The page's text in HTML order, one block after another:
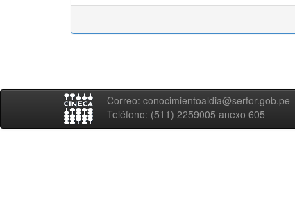
Correo: conocimientoaldia@serfor.gob.pe
Teléfono: (511) 2259005 anexo 605